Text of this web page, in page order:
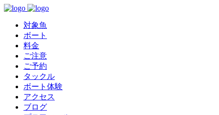
対象魚
ボート
料金
ご注意
ご予約
タックル
ボート体験
アクセス
ブログ